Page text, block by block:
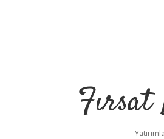
Fırsat